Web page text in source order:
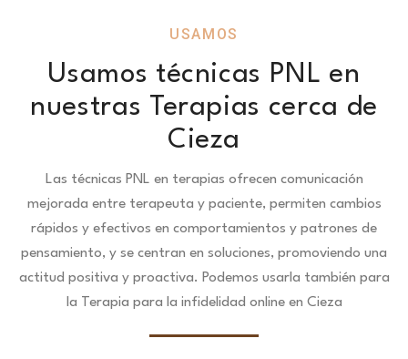
USAMOS
Usamos técnicas PNL en
nuestras Terapias cerca de
Cieza
Las técnicas PNL en terapias ofrecen comunicación
mejorada entre terapeuta y paciente, permiten cambios
rápidos y efectivos en comportamientos y patrones de
pensamiento, y se centran en soluciones, promoviendo una
actitud positiva y proactiva. Podemos usarla también para
la Terapia para la infidelidad online en Cieza